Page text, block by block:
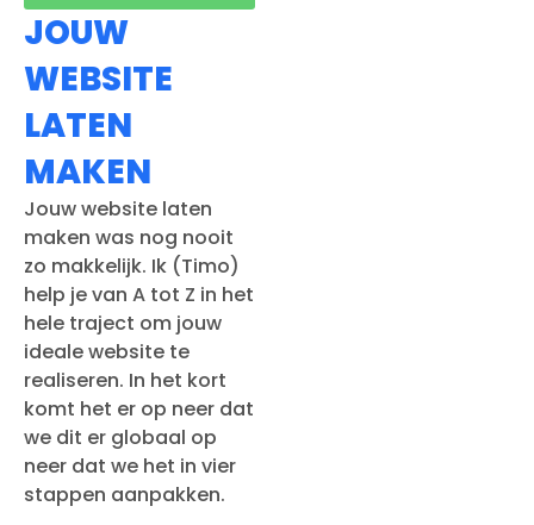
JOUW
WEBSITE
LATEN
MAKEN
Jouw website laten
maken was nog nooit
zo makkelijk. Ik (Timo)
help je van A tot Z in het
hele traject om jouw
ideale website te
realiseren. In het kort
komt het er op neer dat
we dit er globaal op
neer dat we het in vier
stappen aanpakken.